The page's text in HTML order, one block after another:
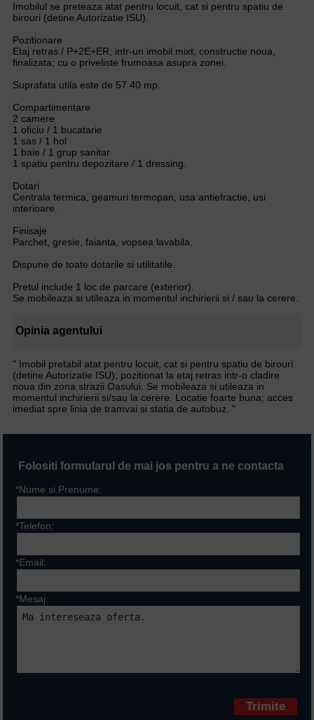
Imobilul se preteaza atat pentru locuit, cat si pentru spatiu de
birouri (detine Autorizatie ISU).
Pozitionare
Etaj retras / P+2E+ER; intr-un imobil mixt, constructie noua,
finalizata; cu o priveliste frumoasa asupra zonei.
Suprafata utila este de 57.40 mp.
Compartimentare
2 camere
1 oficiu / 1 bucatarie
1 sas / 1 hol
1 baie / 1 grup sanitar
1 spatiu pentru depozitare / 1 dressing.
Dotari
Centrala termica, geamuri termopan, usa antiefractie, usi
interioare.
Finisaje
Parchet, gresie, faianta, vopsea lavabila.
Dispune de toate dotarile si utilitatile.
Pretul include 1 loc de parcare (exterior).
Se mobileaza si utileaza in momentul inchirierii si / sau la cerere.
Opinia agentului
" Imobil pretabil atat pentru locuit, cat si pentru spatiu de birouri
(detine Autorizatie ISU); pozitionat la etaj retras intr-o cladire
noua din zona strazii Oasului. Se mobileaza si utileaza in
momentul inchirierii si/sau la cerere. Locatie foarte buna; acces
imediat spre linia de tramvai si statia de autobuz. "
Folositi formularul de mai jos pentru a ne contacta
*Nume si Prenume:
*Telefon:
*Email:
*Mesaj: